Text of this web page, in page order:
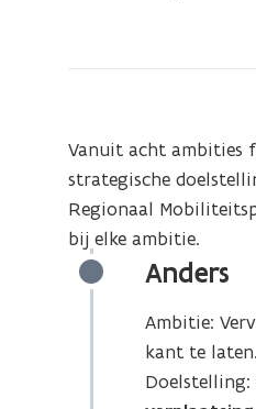
Vanuit acht ambities
strategische
Regionaal
bij elke ambitie.
Anders
Ambitie:
kant te laten.